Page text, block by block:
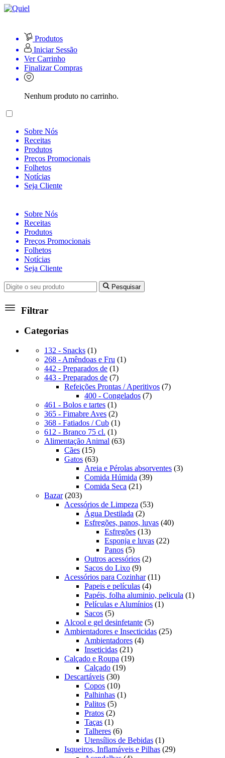
Produtos
Iniciar Sessão
Ver Carrinho
Finalizar Compras
Nenhum produto no carrinho.
Sobre Nós
Receitas
Produtos
Preços Promocionais
Folhetos
Notícias
Seja Cliente
Sobre Nós
Receitas
Produtos
Preços Promocionais
Folhetos
Notícias
Seja Cliente
Pesquisar
Filtrar
Categorias
132 - Snacks 11
produto
268 - Amêndoas e Fru 11
442 - Preparados de 11
produto
443 - Preparados de 77
produtos
Refeições Prontas / Aperitivos 77
400 - Congelados 77
461 - Bolos e tartes 11
produto
365 - Fimabre Aves 22
produtos
368 - Fatiados / Cub 11
612 - Branco 75 cl. 11
produto
Alimentação Animal 6363
Cães 1515
produtos
Gatos 6363
produtos
Areia e Pérolas absorventes 33
Comida Húmida 3939
Comida Seca 2121
Bazar 203203
produtos
Acessórios de Limpeza 5353
Água Destilada 22
produtos
Esfregões, panos, luvas 4040
Esfregões 1313
produtos
Esponja e luvas 2222
Panos 55
produtos
Outros acessórios 22
Sacos do Lixo 99
produtos
Acessórios para Cozinhar 1111
Papeis e películas 44
produtos
Papéis, folha aluminio, pelicula 11
Películas e Alumínios 11
Sacos 55
produtos
Alcool e gel desinfetante 55
produtos
Ambientadores e Insecticidas 2525
Ambientadores 44
Inseticidas 2121
produtos
Calçado e Roupa 1919
Calçado 1919
Descartáveis 3030
produtos
Copos 1010
produtos
Palhinhas 11
Palitos 55
produtos
Pratos 22
produtos
Taças 11
produto
Talheres 66
produtos
Utensílios de Bebidas 11
produto
Isqueiros, Inflamáveis e Pilhas 2929